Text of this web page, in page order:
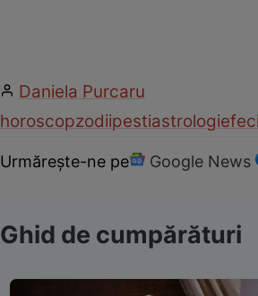
Daniela Purcaru
horoscopzodiipestiastrologie
Urmărește-ne pe Google News
Ghid de cumpărături